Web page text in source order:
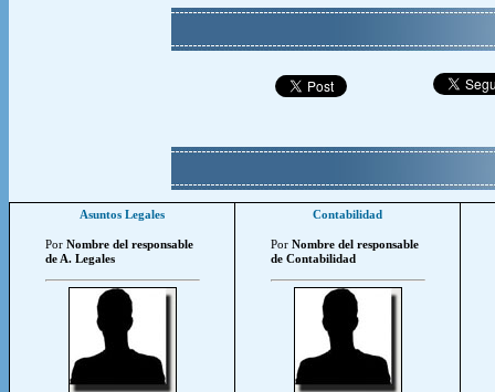
Asuntos Legales
Por Nombre del responsable
de A. Legales
Contabilidad
Por Nombre del responsable
de Contabilidad